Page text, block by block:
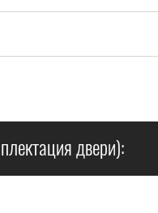
двери):